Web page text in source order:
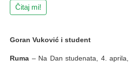
Čitaj mi!
Goran Vuković i student
Ruma – Na Dan stu­de­na­ta, 4.